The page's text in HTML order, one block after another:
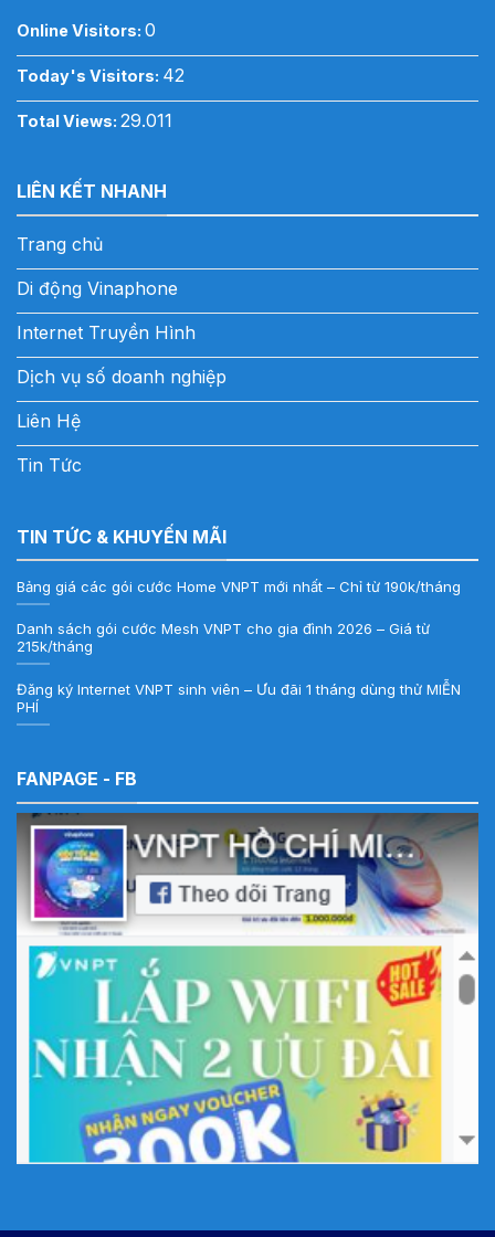
Online Visitors: 0
Today's Visitors: 42
Total Views: 29.011
LIÊN KẾT NHANH
Trang chủ
Di động Vinaphone
Internet Truyền Hình
Dịch vụ số doanh nghiệp
Liên Hệ
Tin Tức
TIN TỨC & KHUYẾN MÃI
Bảng giá các gói cước Home VNPT mới nhất – Chỉ từ 190k/tháng
Danh sách gói cước Mesh VNPT cho gia đình 2026 – Giá từ
215k/tháng
Đăng ký Internet VNPT sinh viên – Ưu đãi 1 tháng dùng thử MIỄN
PHÍ
FANPAGE - FB